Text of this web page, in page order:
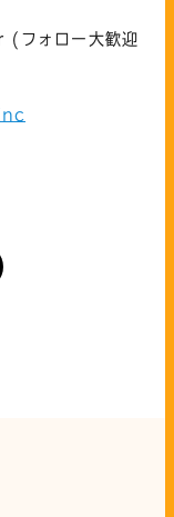
フォロー大歓迎